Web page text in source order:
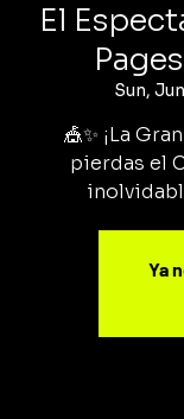
El
Sun,
🎪✨ ¡La
pierdas el
Ya